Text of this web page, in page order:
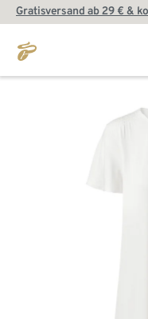
Gratisversand ab 29 € &